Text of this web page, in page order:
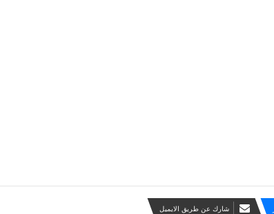
شارك عن طريق الايميل